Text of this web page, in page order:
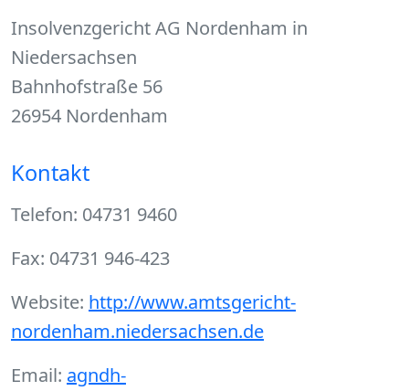
Insolvenzgericht AG Nordenham in
Niedersachsen
Bahnhofstraße 56
26954 Nordenham
Kontakt
Telefon: 04731 9460
Fax: 04731 946-423
Website: http://www.amtsgericht-
nordenham.niedersachsen.de
Email: agndh-